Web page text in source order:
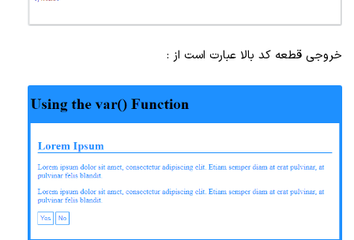
خروجی قطعه کد بالا عبارت است از :